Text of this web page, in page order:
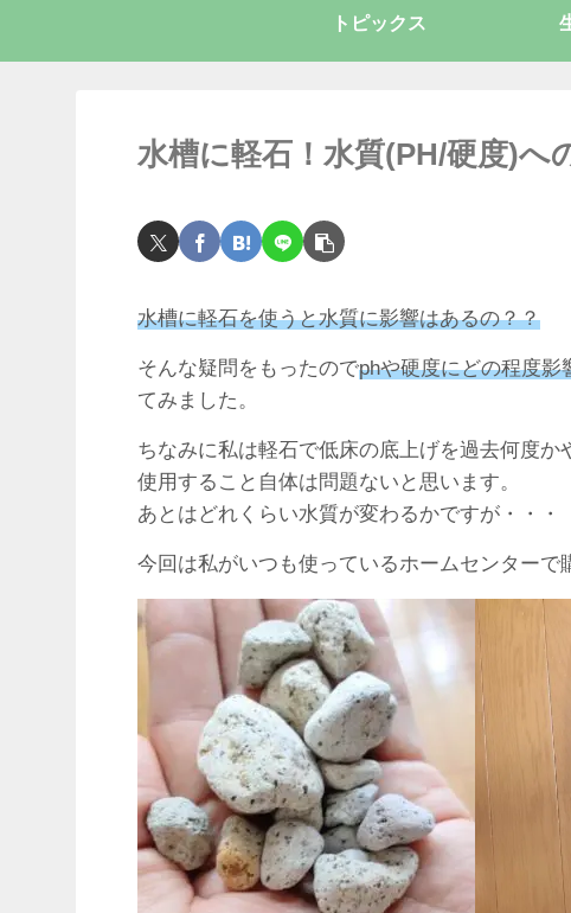
トピックス
水槽に軽石！水質(PH/硬度)へ
水槽に軽石を使うと水質に影響はあるの？？
そんな疑問をもったのでphや硬度にどの程度影
てみました。
ちなみに私は軽石で低床の底上げを過去何度
使用すること自体は問題ないと思います。
あとはどれくらい水質が変わるかですが・・・
今回は私がいつも使っているホームセンターで